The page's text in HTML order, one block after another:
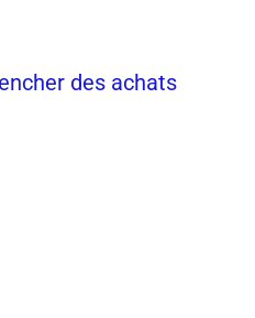
des achats